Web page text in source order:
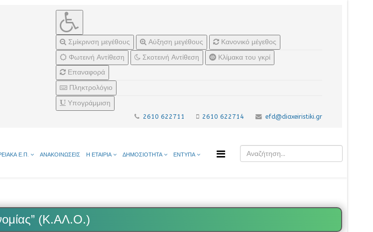
Σμίκρινση μεγέθους Αύξηση μεγέθους
Κανονικό μέγεθος
Φωτεινή Αντίθεση
Σκοτεινή Αντίθεση
Κλίμακα του γκρί
Επαναφορά
Πληκτρολόγιο
Υπογράμμιση
2610 622711 2610 622714 efd@diaxeiristiki.gr
Ε.Π. ΑΝΑΚΟΙΝΩΣΕΙΣ Η ΕΤΑΙΡΙΑ ΔΗΜΟΣΙΟΤΗΤΑ ΕΝΤΥΠΑ
(Κ.ΑΛ.Ο.)